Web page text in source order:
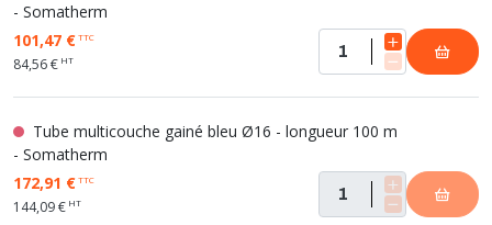
- Somatherm
101,47 €TTC
84,56 € HT
Tube multicouche gainé bleu Ø16 - longueur 100 m
- Somatherm
172,91 €TTC
144,09 € HT